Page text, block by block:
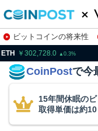
ビットコインの将来性
株特集・関連銘柄
0.3
CoinPostで今
15年間休眠の
取得単価は約